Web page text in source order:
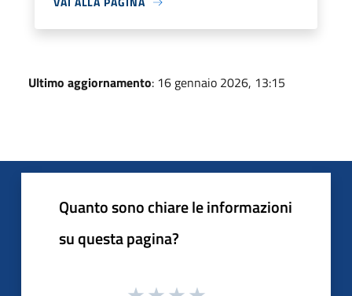
Ultimo aggiornamento: 16 gennaio 2026, 13:15
Quanto sono chiare le informazioni
su questa pagina?